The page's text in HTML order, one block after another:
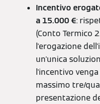
Incentivo
a 15.000 €:
(Conto Termico
l'erogazione
un'unica
l'incentivo
massimo tre/
presentazione